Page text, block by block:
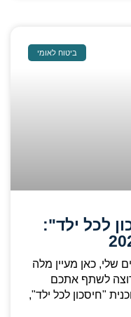
ביטוח לאומי
לכל ילד":
שלי, כאן מעיין מלה
רוצה לשתף אתכם
"חיסכון לכל ילד",